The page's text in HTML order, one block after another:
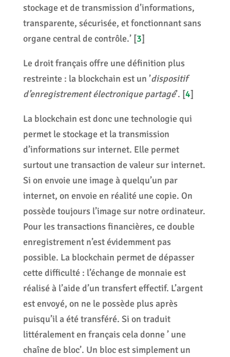
stockage et de transmission d’informations,
transparente, sécurisée, et fonctionnant sans
organe central de contrôle.’[3]
Le droit français offre une définition plus
restreinte : la blockchain est un ’dispositif
d’enregistrement électronique partagé’. [4]
La blockchain est donc une technologie qui
permet le stockage et la transmission
d’informations sur internet. Elle permet
surtout une transaction de valeur sur internet.
Si on envoie une image à quelqu’un par
internet, on envoie en réalité une copie. On
possède toujours l’image sur notre ordinateur.
Pour les transactions financières, ce double
enregistrement n’est évidemment pas
possible. La blockchain permet de dépasser
cette difficulté : l’échange de monnaie est
réalisé à l’aide d’un transfert effectif. L’argent
est envoyé, on ne le possède plus après
puisqu’il a été transféré. Si on traduit
littéralement en français cela donne ’ une
chaîne de bloc’. Un bloc est simplement un